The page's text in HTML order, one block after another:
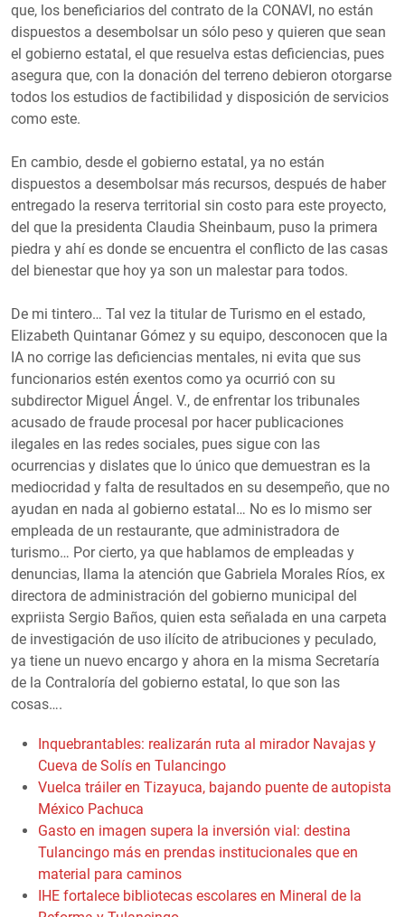
que, los beneficiarios del contrato de la CONAVI, no están
dispuestos a desembolsar un sólo peso y quieren que sean
el gobierno estatal, el que resuelva estas deficiencias, pues
asegura que, con la donación del terreno debieron otorgarse
todos los estudios de factibilidad y disposición de servicios
como este.
En cambio, desde el gobierno estatal, ya no están
dispuestos a desembolsar más recursos, después de haber
entregado la reserva territorial sin costo para este proyecto,
del que la presidenta Claudia Sheinbaum, puso la primera
piedra y ahí es donde se encuentra el conflicto de las casas
del bienestar que hoy ya son un malestar para todos.
De mi tintero… Tal vez la titular de Turismo en el estado,
Elizabeth Quintanar Gómez y su equipo, desconocen que la
IA no corrige las deficiencias mentales, ni evita que sus
funcionarios estén exentos como ya ocurrió con su
subdirector Miguel Ángel. V., de enfrentar los tribunales
acusado de fraude procesal por hacer publicaciones
ilegales en las redes sociales, pues sigue con las
ocurrencias y dislates que lo único que demuestran es la
mediocridad y falta de resultados en su desempeño, que no
ayudan en nada al gobierno estatal… No es lo mismo ser
empleada de un restaurante, que administradora de
turismo… Por cierto, ya que hablamos de empleadas y
denuncias, llama la atención que Gabriela Morales Ríos, ex
directora de administración del gobierno municipal del
expriista Sergio Baños, quien esta señalada en una carpeta
de investigación de uso ilícito de atribuciones y peculado,
ya tiene un nuevo encargo y ahora en la misma Secretaría
de la Contraloría del gobierno estatal, lo que son las
cosas….
Inquebrantables: realizarán ruta al mirador Navajas y
Cueva de Solís en Tulancingo
Vuelca tráiler en Tizayuca, bajando puente de autopista
México Pachuca
Gasto en imagen supera la inversión vial: destina
Tulancingo más en prendas institucionales que en
material para caminos
IHE fortalece bibliotecas escolares en Mineral de la